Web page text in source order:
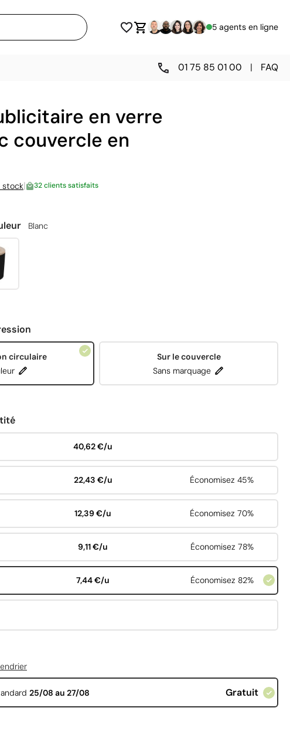
5 agents en ligne
01 75 85 01 00 | FAQ
en verre
couvercle en
stock| 32 clients satisfaits
Blanc
circulaire
Sur le couvercle
Sans marquage
40,62 €/u
22,43 €/u Économisez 45%
12,39 €/u Économisez 70%
9,11 €/u Économisez 78%
7,44 €/u Économisez 82%
25/08 au 27/08 Gratuit